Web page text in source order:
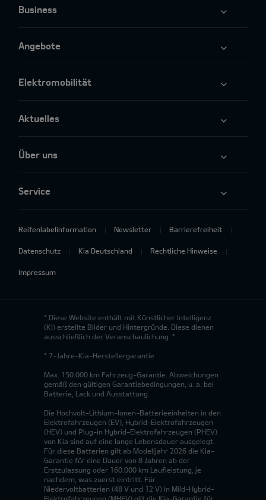
Business
Angebote
Elektromobilität
Aktuelles
Über uns
Service
Reifenlabelinformation Newsletter Barrierefreiheit
Datenschutz Kia Deutschland Rechtliche Hinweise
Impressum
* Diese Website enthält mit Künstlicher Intelligenz
(KI) erstellte Bilder und Hintergründe. Diese dienen
ausschließlich der Veranschaulichung. *
* 7-Jahre-Kia-Herstellergarantie
Max. 150.000 km Fahrzeug-Garantie. Abweichungen
gemäß den gültigen Garantiebedingungen, u. a. bei
Batterie, Lack und Ausstattung.
Die Hochvolt-Lithium-Ionen-Batterieeinheiten in den
Elektrofahrzeugen (EV), Hybrid-Elektrofahrzeugen
(HEV) und Plug-in Hybrid-Elektrofahrzeugen (PHEV)
von Kia sind auf eine lange Lebensdauer ausgelegt.
Für diese Batterien gilt ab Modelljahr 2026 die Kia-
Garantie für eine Dauer von 8 Jahren ab der
Erstzulassung oder 160.000 km Laufleistung, je
nachdem, was zuerst eintritt. Für
Niedervoltbatterien (48 V und 12 V) in Mild-Hybrid-
Elektrofahrzeugen (MHEV) gilt die Kia-Garantie für